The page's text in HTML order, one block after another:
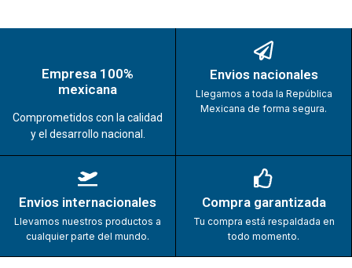
Empresa 100%
mexicana
Comprometidos con la calidad
y el desarrollo nacional.
Envios nacionales
Llegamos a toda la República
Mexicana de forma segura.
Envios internacionales
Llevamos nuestros productos a
cualquier parte del mundo.
Compra garantizada
Tu compra está respaldada en
todo momento.